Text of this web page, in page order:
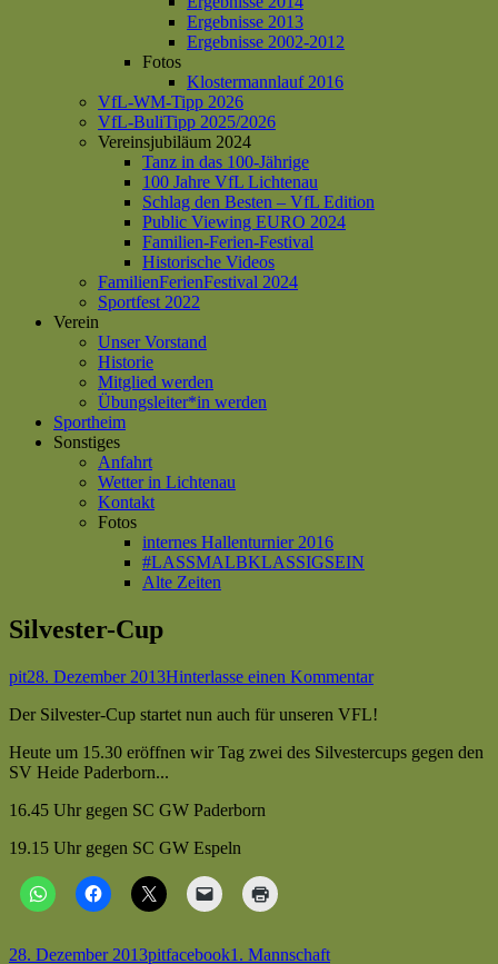
Ergebnisse 2013
Ergebnisse 2002-2012
Fotos
Klostermannlauf 2016
VfL-WM-Tipp 2026
VfL-BuliTipp 2025/2026
Vereinsjubiläum 2024
Tanz in das 100-Jährige
100 Jahre VfL Lichtenau
Schlag den Besten – VfL Edition
Public Viewing EURO 2024
Familien-Ferien-Festival
Historische Videos
FamilienFerienFestival 2024
Sportfest 2022
Verein
Unser Vorstand
Historie
Mitglied werden
Übungsleiter*in werden
Sportheim
Sonstiges
Anfahrt
Wetter in Lichtenau
Kontakt
Fotos
internes Hallenturnier 2016
#LASSMALBKLASSIGSEIN
Alte Zeiten
Silvester-Cup
Autor
pitVeröffentlicht
28. Dezember 2013Hinterlasse einen Kommentarzu
Cup
Der Silvester-Cup startet nun auch für unseren VFL!
Heute um 15.30 eröffnen wir Tag zwei des Silvestercups gegen den
SV Heide Paderborn...
16.45 Uhr gegen SC GW Paderborn
19.15 Uhr gegen SC GW Espeln
Veröffentlicht
28. Dezember 2013Autor
pitKategorien
facebookSchlagwörter
1. Mannschaft